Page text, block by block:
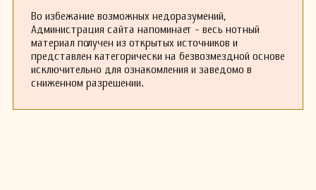
Во избежание возможных недоразумений,
Администрация сайта напоминает - весь нотный
материал получен из открытых источников и
представлен категорически на безвозмездной основе
исключительно для ознакомления и заведомо в
сниженном разрешении.